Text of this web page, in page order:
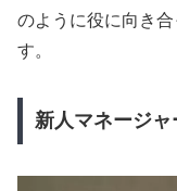
のように役に向き
す。
新人マネージ